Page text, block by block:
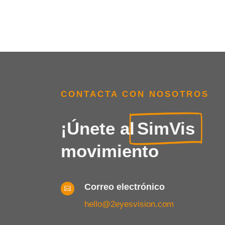
CONTACTA CON NOSOTROS
¡Únete al SimVis
movimiento
 Correo electrónico
hello@2eyesvision.com